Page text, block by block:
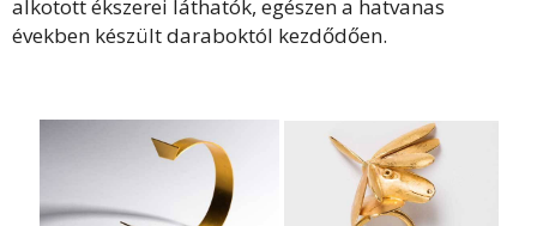
alkotott ékszerei láthatók, egészen a hatvanas
években készült daraboktól kezdődően.